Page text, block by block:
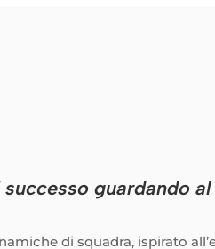
guardando
di squadra, ispirato